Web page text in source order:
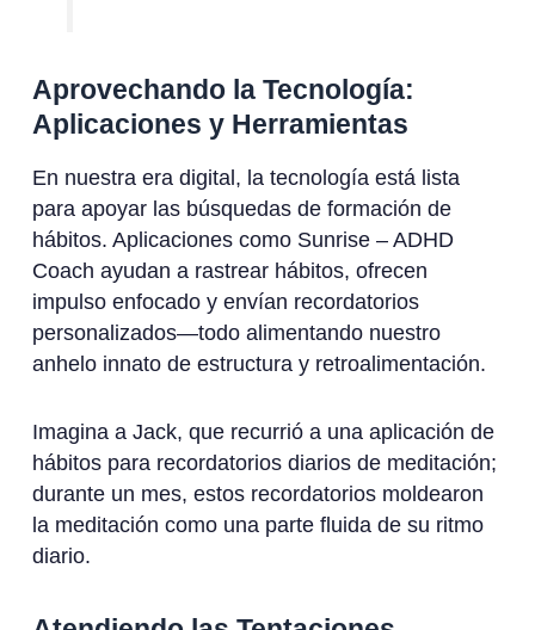
Aprovechando la Tecnología:
Aplicaciones y Herramientas
En nuestra era digital, la tecnología está lista
para apoyar las búsquedas de formación de
hábitos. Aplicaciones como Sunrise – ADHD
Coach ayudan a rastrear hábitos, ofrecen
impulso enfocado y envían recordatorios
personalizados—todo alimentando nuestro
anhelo innato de estructura y retroalimentación.
Imagina a Jack, que recurrió a una aplicación de
hábitos para recordatorios diarios de meditación;
durante un mes, estos recordatorios moldearon
la meditación como una parte fluida de su ritmo
diario.